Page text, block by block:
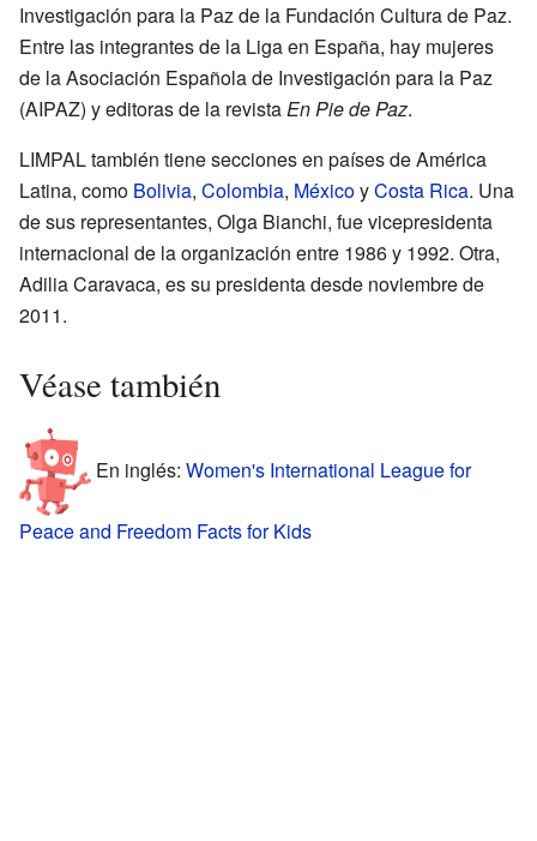
Investigación para la Paz de la Fundación Cultura de Paz.
Entre las integrantes de la Liga en España, hay mujeres
de la Asociación Española de Investigación para la Paz
(AIPAZ) y editoras de la revistaEn Pie de Paz.
LIMPAL también tiene secciones en países de América
Latina, como Bolivia, Colombia, MéxicoyCosta Rica. Una
de sus representantes, Olga Bianchi, fue vicepresidenta
internacional de la organización entre 1986 y 1992. Otra,
Adilia Caravaca, es su presidenta desde noviembre de
2011.
Véase también
En inglés: Women's International League for
Peace and Freedom Facts for Kids